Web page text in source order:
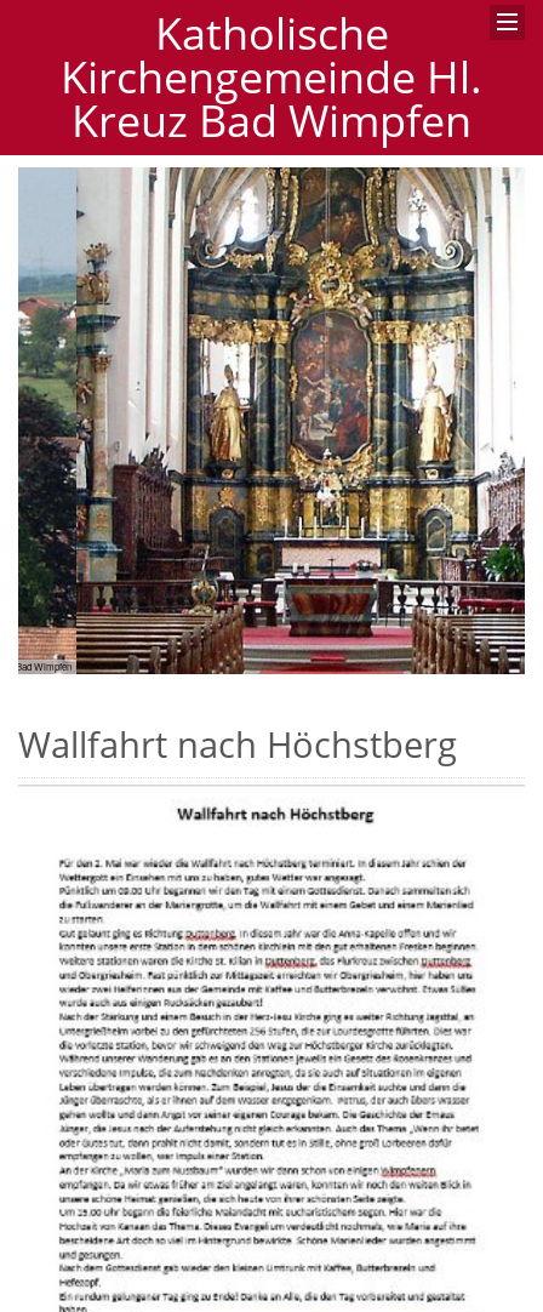
Katholische
Kirchengemeinde Hl.
Kreuz Bad Wimpfen
© P. Sijoy
Wallfahrt nach Höchstberg